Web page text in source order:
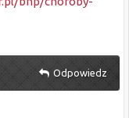
Odpowiedz